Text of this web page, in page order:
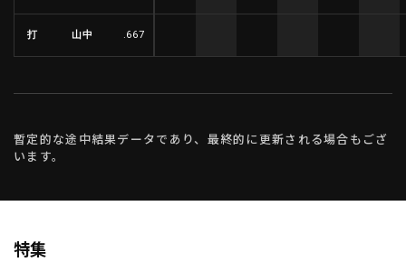
打 山中 .667
暫定的な途中結果データであり、最終的に更新される場合もござ
います。
特集